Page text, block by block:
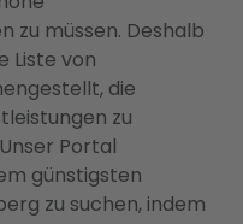
zu müssen. Deshalb
Liste von
die
zu
Portal
günstigsten
zu suchen, indem